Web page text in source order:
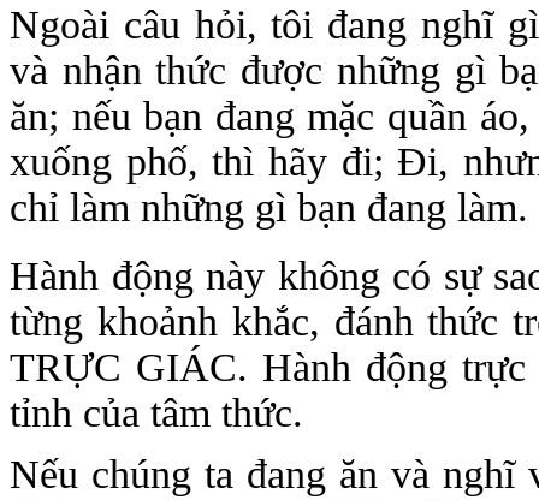
Ngoài câu hỏi, tôi đang nghĩ
và nhận thức được những gì
ăn; nếu bạn đang mặc quần
xuống phố, thì hãy đi; Đi,
chỉ làm những gì bạn đang làm.
Hành động này không có sự
từng khoảnh khắc, đánh thức
TRỰC GIÁC. Hành động trực
tỉnh của tâm thức.
Nếu chúng ta đang ăn và